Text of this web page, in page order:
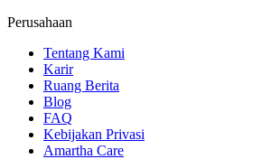
Perusahaan
Tentang Kami
Karir
Ruang Berita
Blog
FAQ
Kebijakan Privasi
Amartha Care